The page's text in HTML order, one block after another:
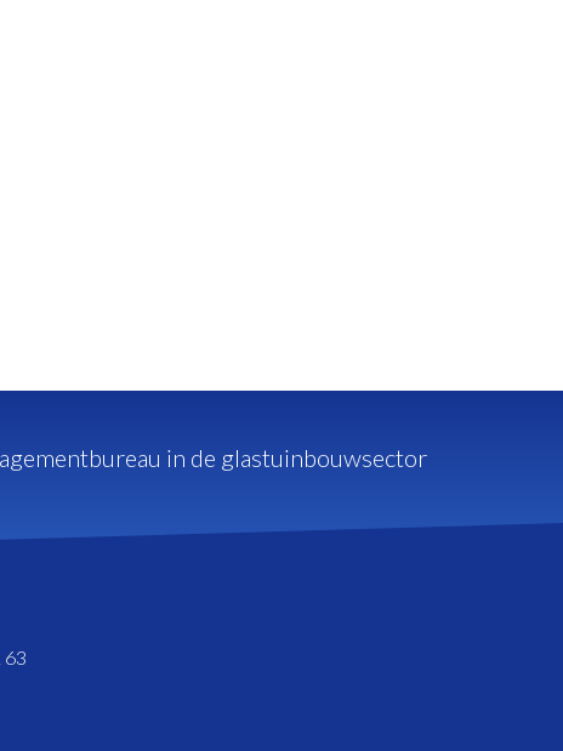
in de glastuinbouwsector
63